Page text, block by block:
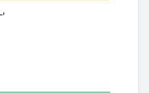
,